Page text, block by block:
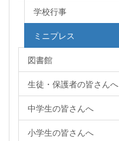
学校行事
ミニプレス
図書館
生徒・保護者の皆さんへ
中学生の皆さんへ
小学生の皆さんへ